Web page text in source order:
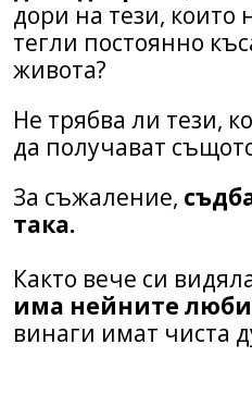
дори на тези, които
тегли постоянно
живота?
Не трябва ли тези,
да получават
За съжаление,
така.
Както вече си
има нейните
винаги имат чиста